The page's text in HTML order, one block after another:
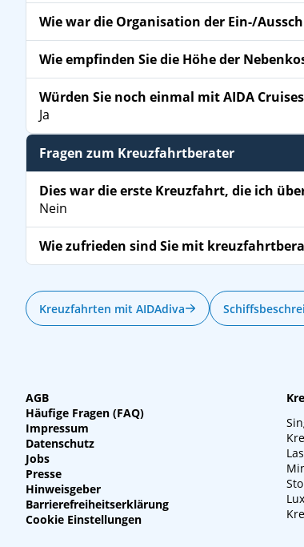
Wie war die Organisation der Ein-/
Wie empfinden Sie die Höhe der
Würden Sie noch einmal mit AIDA
Ja
Fragen zum Kreuzfahrtberater
Dies war die erste Kreuzfahrt, die ich
Nein
Wie zufrieden sind Sie mit
Kreuzfahrten mit AIDAdiva
AGB
Häufige Fragen (FAQ)
Impressum
Datenschutz
Jobs
Presse
Hinweisgeber
Barrierefreiheitserklärung
Cookie Einstellungen